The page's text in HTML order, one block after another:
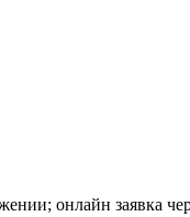
онлайн заявка